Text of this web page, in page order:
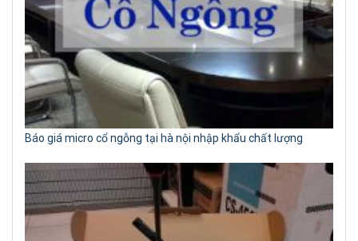
Báo giá micro cổ ngỗng tại hà nội nhập khẩu chất lượng